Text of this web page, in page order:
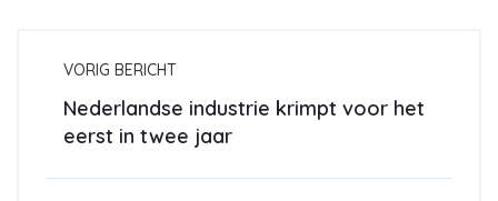
VORIG BERICHT
Nederlandse industrie krimpt voor het
eerst in twee jaar